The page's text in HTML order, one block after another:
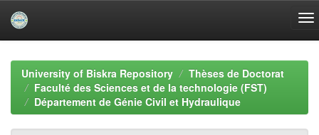
navigationUniversity of Biskra Repository
Thèses de Doctorat
Faculté des Sciences et de la technologie (FST)
Département de Génie Civil et Hydraulique